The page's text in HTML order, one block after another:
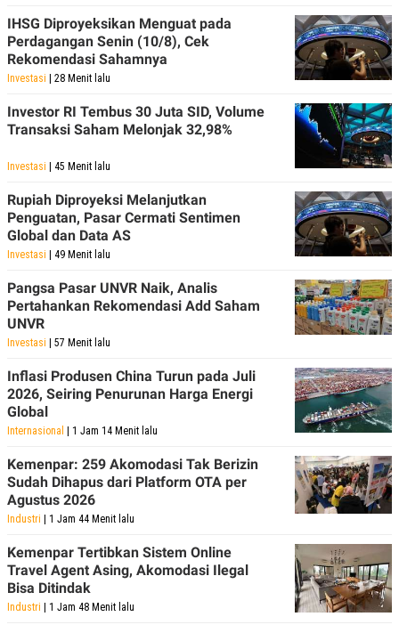
D
SITEMAP
USE
PEDOMAN
SIBER
POLICY
IHSG Diproyeksikan Menguat pada
Perdagangan Senin (10/8), Cek
Rekomendasi Sahamnya
Investasi | 28 Menit lalu
Investor RI Tembus 30 Juta SID, Volume
Transaksi Saham Melonjak 32,98%
Investasi | 45 Menit lalu
Rupiah Diproyeksi Melanjutkan
Penguatan, Pasar Cermati Sentimen
Global dan Data AS
Investasi | 49 Menit lalu
Pangsa Pasar UNVR Naik, Analis
Pertahankan Rekomendasi Add Saham
UNVR
Investasi | 57 Menit lalu
Inflasi Produsen China Turun pada Juli
2026, Seiring Penurunan Harga Energi
Global
Internasional | 1 Jam 14 Menit lalu
Kemenpar: 259 Akomodasi Tak Berizin
Sudah Dihapus dari Platform OTA per
Agustus 2026
Industri | 1 Jam 44 Menit lalu
Kemenpar Tertibkan Sistem Online
Travel Agent Asing, Akomodasi Ilegal
Bisa Ditindak
Industri | 1 Jam 48 Menit lalu